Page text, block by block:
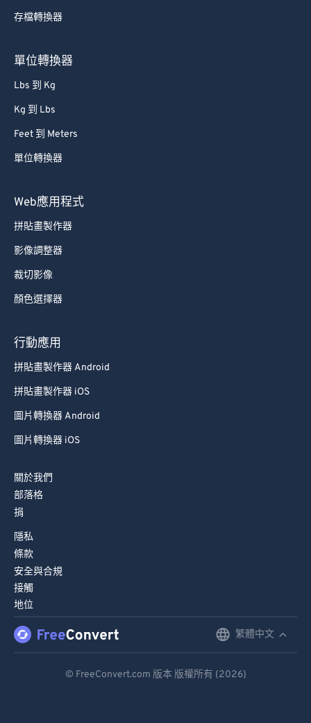
存檔轉換器
單位轉換器
Lbs 到 Kg
Kg 到 Lbs
Feet 到 Meters
單位轉換器
Web應用程式
拼貼畫製作器
影像調整器
裁切影像
顏色選擇器
行動應用
拼貼畫製作器 Android
拼貼畫製作器 iOS
圖片轉換器 Android
圖片轉換器 iOS
關於我們
部落格
捐
隱私
條款
安全與合規
接觸
地位
繁體中文
© FreeConvert.com 版本 版權所有 (2026)